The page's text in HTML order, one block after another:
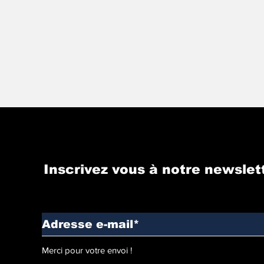
Inscrivez vous à notre
Merci pour votre envoi !